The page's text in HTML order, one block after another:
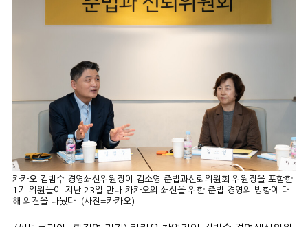
카카오 김범수 경영쇄신위원장이 김소영 준법과신뢰위원회 위원장을 포함한
1기 위원들이 지난 23일 만나 카카오의 쇄신을 위한 준법 경영의 방향에 대
해 의견을 나눴다. (사진=카카오)